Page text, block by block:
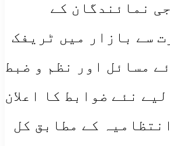
نمائندگان کے
سے بازار میں ٹریفک
مسائل اور نظم و ضبط
نئے ضوابط کا اعلان
کے مطابق کل